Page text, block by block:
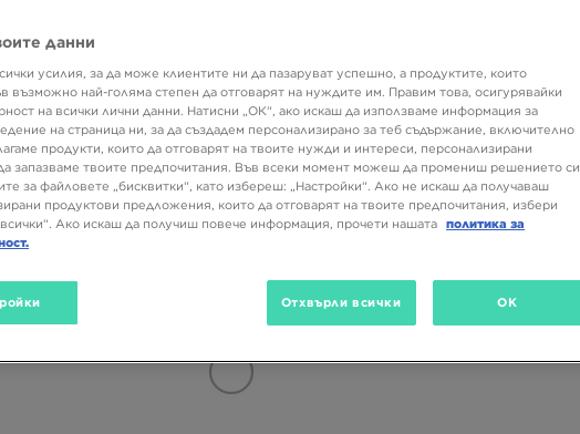
SALE (79)
данни
усилия, за да може клиентите ни да пазаруват успешно, а продуктите, които
възможно най-голяма степен да отговарят на нуждите им. Правим това, осигурявайки
на всички лични данни. Натисни „ОК“, ако искаш да използваме информация за
на страница ни, за да създадем персонализирано за теб съдържание, включително
продукти, които да отговарят на твоите нужди и интереси, персонализирани
запазваме твоите предпочитания. Във всеки момент можеш да промениш решението си
за файловете „бисквитки“, като избереш: „Настройки“. Ако не искаш да получаваш
продуктови предложения, които да отговарят на твоите предпочитания, избери
Ако искаш да получиш повече информация, прочети нашата политика за
Отхвърли всички OK